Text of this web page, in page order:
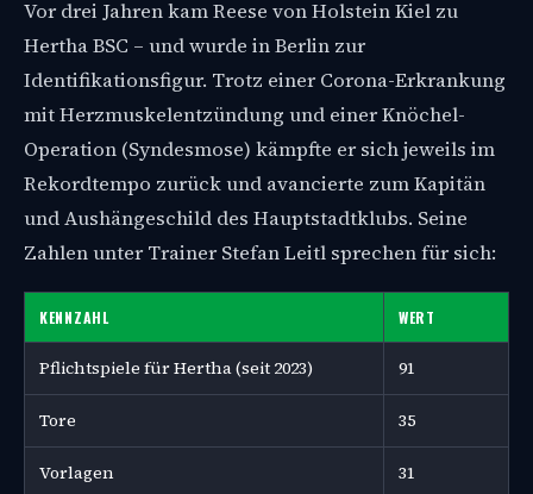
Vor drei Jahren kam Reese von Holstein Kiel zu
Hertha BSC – und wurde in Berlin zur
Identifikationsfigur. Trotz einer Corona-Erkrankung
mit Herzmuskelentzündung und einer Knöchel-
Operation (Syndesmose) kämpfte er sich jeweils im
Rekordtempo zurück und avancierte zum Kapitän
und Aushängeschild des Hauptstadtklubs. Seine
Zahlen unter Trainer Stefan Leitl sprechen für sich:
KENNZAHL WERT
Pflichtspiele für Hertha (seit 2023) 91
Tore 35
Vorlagen 31